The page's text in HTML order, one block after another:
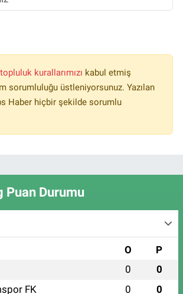
topluluk kurallarımızı kabul etmiş
sorumluluğu üstleniyorsunuz. Yazılan
Haber hiçbir şekilde sorumlu
Puan Durumu
O P
0 0
FK 0 0